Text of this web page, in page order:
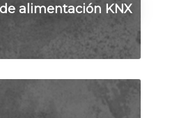
alimentación KNX